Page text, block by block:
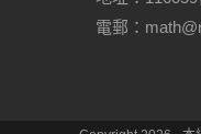
電郵：